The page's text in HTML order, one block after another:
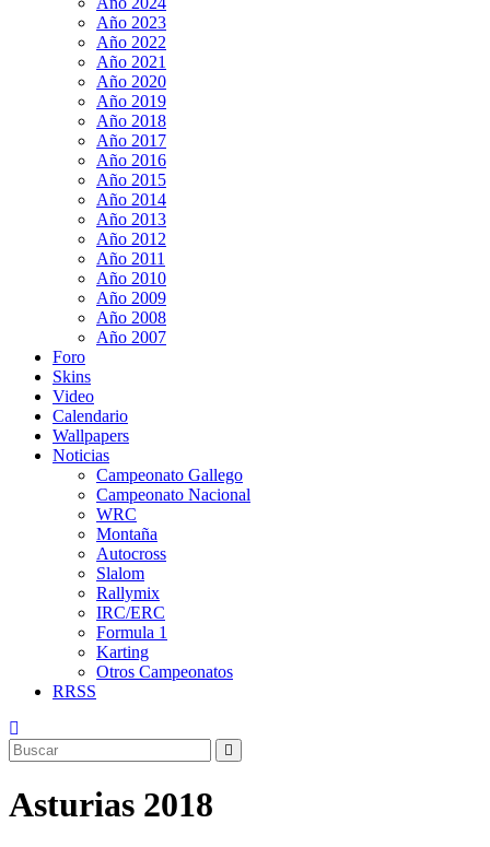
Año 2023
Año 2022
Año 2021
Año 2020
Año 2019
Año 2018
Año 2017
Año 2016
Año 2015
Año 2014
Año 2013
Año 2012
Año 2011
Año 2010
Año 2009
Año 2008
Año 2007
Foro
Skins
Video
Calendario
Wallpapers
Noticias
Campeonato Gallego
Campeonato Nacional
WRC
Montaña
Autocross
Slalom
Rallymix
IRC/ERC
Formula 1
Karting
Otros Campeonatos
RRSS
Asturias 2018